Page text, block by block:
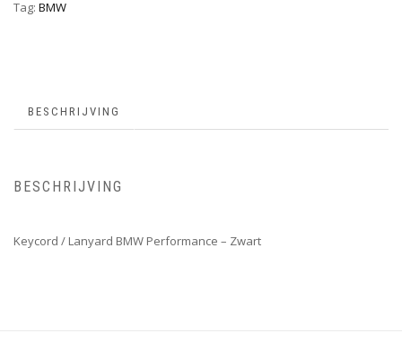
Tag: BMW
BESCHRIJVING
BESCHRIJVING
Keycord / Lanyard BMW Performance – Zwart